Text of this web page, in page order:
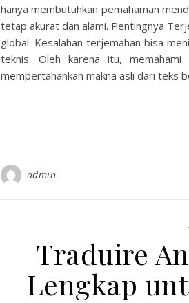
hanya membutuhkan pemahaman
tetap akurat dan alami. Pentingnya
global. Kesalahan terjemahan bisa
teknis. Oleh karena itu,
mempertahankan makna asli dari teks
admin
Traduire
Lengkap